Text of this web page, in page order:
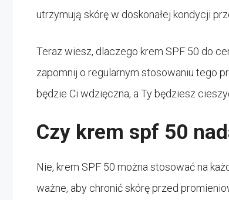
utrzymują skórę w doskonałej kondycji
Teraz wiesz, dlaczego krem SPF 50 do
zapomnij o regularnym stosowaniu tego
będzie Ci wdzięczna, a Ty będziesz
Czy krem spf 50
Nie, krem SPF 50 można stosować na
ważne, aby chronić skórę przed